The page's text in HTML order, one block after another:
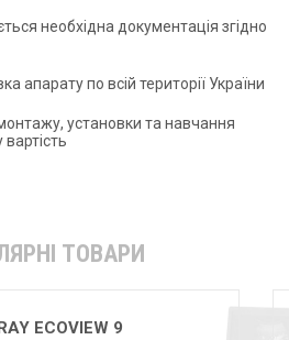
необхідна документація згідно
апарату по всій території України
установки та навчання
ТОВАРИ
ECOVIEW 9